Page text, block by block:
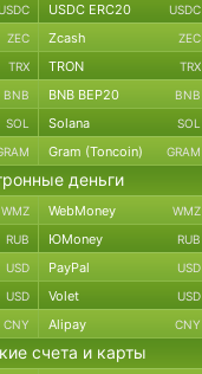
USDC ERC20 USDC
ZEC Zcash ZEC
TRX TRON TRX
BNB BNB BEP20 BNB
SOL Solana SOL
Gram (Toncoin) GRAM
деньги
WMZ WebMoney WMZ
RUB ЮMoney RUB
USD PayPal USD
USD Volet USD
CNY Alipay CNY
счета и карты